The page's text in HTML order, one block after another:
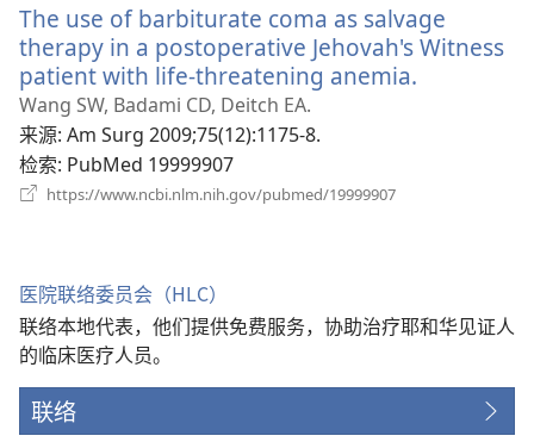
窗
口）
The use of barbiturate coma as salvage
therapy in a postoperative Jehovah's Witness
patient with life-threatening anemia.
Wang SW, Badami CD, Deitch EA.
来源‎: Am Surg 2009;75(12):1175-8.
检索‎: PubMed 19999907
https://www.ncbi.nlm.nih.gov/pubmed/19999907
医院联络委员会（HLC）
联络本地代表，他们提供免费服务，协助治疗耶和华见证人
的临床医疗人员。
联络